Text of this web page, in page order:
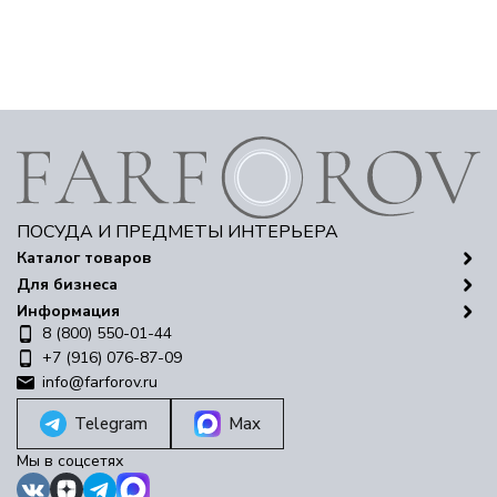
ПОСУДА И ПРЕДМЕТЫ ИНТЕРЬЕРА
Каталог товаров
Для бизнеса
Информация
8 (800) 550-01-44
+7 (916) 076-87-09
info@farforov.ru
Telegram Max
Мы в соцсетях